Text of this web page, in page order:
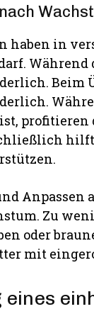
haben in
Beim
profitieren
hilft
Zu
oder
mit
eines